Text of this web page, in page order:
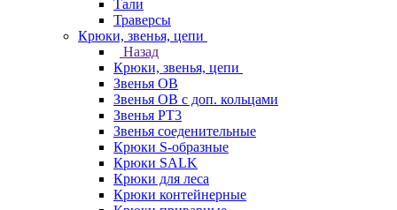
Тали
Траверсы
Крюки, звенья, цепи
Назад
Крюки, звенья, цепи
Звенья ОВ
Звенья ОВ с доп. кольцами
Звенья РТ3
Звенья соеденительные
Крюки S-образные
Крюки SALK
Крюки для леса
Крюки контейнерные